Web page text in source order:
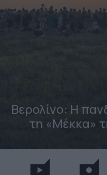
Βερολίνο: Η
τη «Μέκκα»